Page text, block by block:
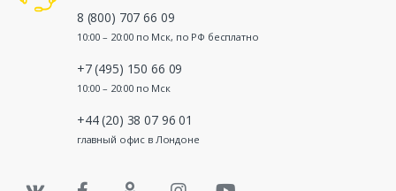
8 (800) 707 66 09
10:00 – 20:00 по Мск, по РФ бесплатно
+7 (495) 150 66 09
10:00 – 20:00 по Мск
+44 (20) 38 07 96 01
главный офис в Лондоне